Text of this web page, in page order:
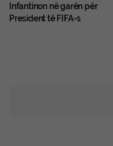
Infantinon në garën për
President të FIFA-s